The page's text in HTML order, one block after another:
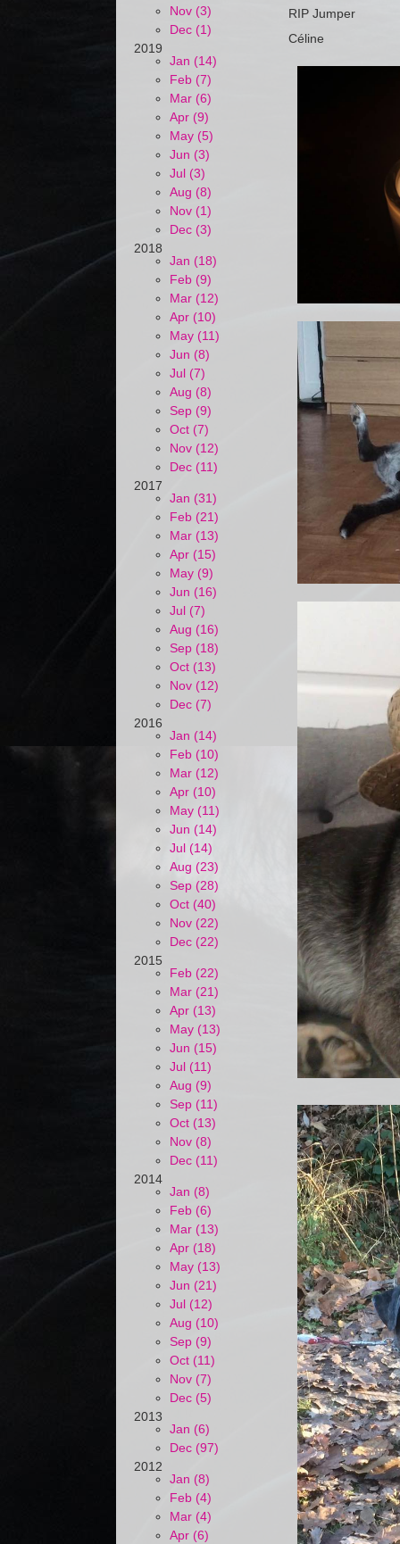
Nov (3)
Dec (1)
2019
Jan (14)
Feb (7)
Mar (6)
Apr (9)
May (5)
Jun (3)
Jul (3)
Aug (8)
Nov (1)
Dec (3)
2018
Jan (18)
Feb (9)
Mar (12)
Apr (10)
May (11)
Jun (8)
Jul (7)
Aug (8)
Sep (9)
Oct (7)
Nov (12)
Dec (11)
2017
Jan (31)
Feb (21)
Mar (13)
Apr (15)
May (9)
Jun (16)
Jul (7)
Aug (16)
Sep (18)
Oct (13)
Nov (12)
Dec (7)
2016
Jan (14)
Feb (10)
Mar (12)
Apr (10)
May (11)
Jun (14)
Jul (14)
Aug (23)
Sep (28)
Oct (40)
Nov (22)
Dec (22)
2015
Feb (22)
Mar (21)
Apr (13)
May (13)
Jun (15)
Jul (11)
Aug (9)
Sep (11)
Oct (13)
Nov (8)
Dec (11)
2014
Jan (8)
Feb (6)
Mar (13)
Apr (18)
May (13)
Jun (21)
Jul (12)
Aug (10)
Sep (9)
Oct (11)
Nov (7)
Dec (5)
2013
Jan (6)
Dec (97)
2012
Jan (8)
Feb (4)
Mar (4)
Apr (6)
RIP Jumper
Céline